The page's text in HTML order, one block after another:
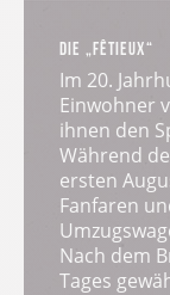
DIE „FÊTIEUX“
Im 20.
Einwohner
ihnen den
Während
ersten
Fanfaren
Nach dem
Tages